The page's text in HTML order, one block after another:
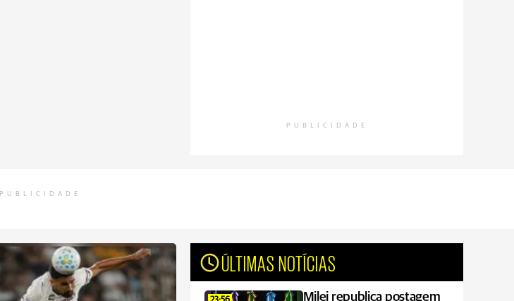
PUBLICIDADE
PUBLICIDADE
ÚLTIMAS NOTÍCIAS
Milei republica postagem